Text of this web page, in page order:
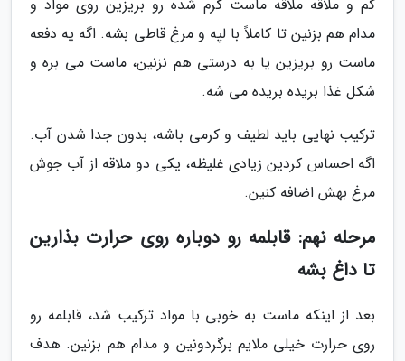
کم و ملاقه ملاقه ماست گرم شده رو بریزین روی مواد و
مدام هم بزنین تا کاملاً با لپه و مرغ قاطی بشه. اگه یه دفعه
ماست رو بریزین یا به درستی هم نزنین، ماست می بره و
شکل غذا بریده بریده می شه.
ترکیب نهایی باید لطیف و کرمی باشه، بدون جدا شدن آب.
اگه احساس کردین زیادی غلیظه، یکی دو ملاقه از آب جوش
مرغ بهش اضافه کنین.
مرحله نهم: قابلمه رو دوباره روی حرارت بذارین
تا داغ بشه
بعد از اینکه ماست به خوبی با مواد ترکیب شد، قابلمه رو
روی حرارت خیلی ملایم برگردونین و مدام هم بزنین. هدف